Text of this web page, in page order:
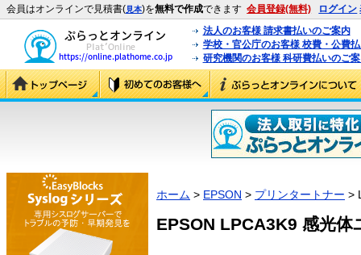
会員はオンラインで見積書(見本)を無料で作成できます 会員登録(無料) ログイン
法人のお客様 請求書払いのご案内
学校・官公庁のお客様 校費・公費
研究機関のお客様 科研費払いのご
ホーム > EPSON > プリンタートナー >
EPSON LPCA3K9 感光